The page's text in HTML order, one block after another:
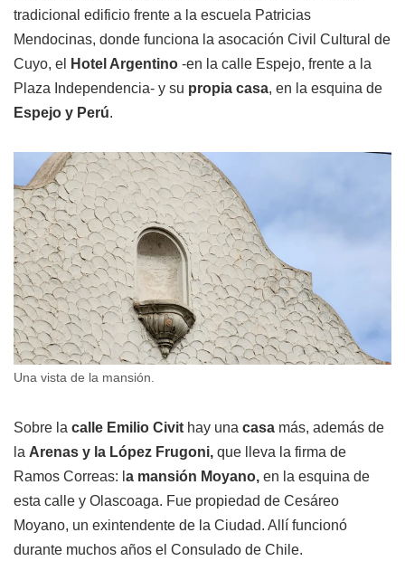
tradicional edificio frente a la escuela Patricias
Mendocinas, donde funciona la asocación Civil Cultural de
Cuyo, el
Hotel Argentino -en la calle Espejo, frente a la
Plaza Independencia- y su propia casa, en la esquina de
Espejo y Perú.
Una vista de la mansión.
Sobre la calle Emilio Civit hay una casa más, además de
la Arenas y la López Frugoni, que lleva la firma de
Ramos Correas: l a mansión Moyano, en la esquina de
esta calle y Olascoaga. Fue propiedad de Cesáreo
Moyano, un exintendente de la Ciudad. Allí funcionó
durante muchos años el Consulado de Chile.